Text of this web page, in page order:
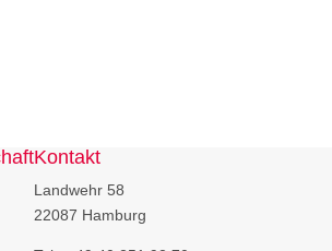
Kontakt
Landwehr 58
22087 Hamburg